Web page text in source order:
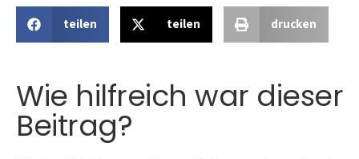
teilen teilen drucken
Wie hilfreich war dieser
Beitrag?